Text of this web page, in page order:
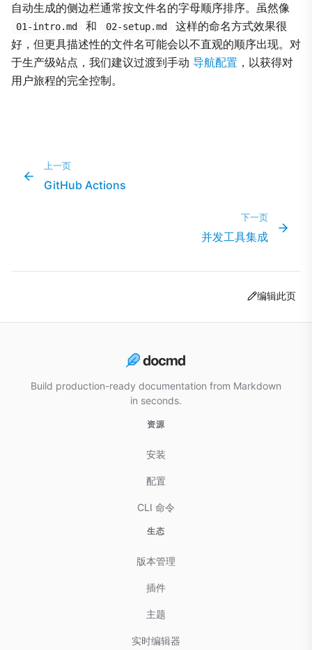
自动生成的侧边栏通常按文件名的字母顺序排序。虽然像
01-intro.md 和 02-setup.md
这样的命名方式效果很
好，但更具描述性的文件名可能会以不直观的顺序出现。对
于生产级站点，我们建议过渡到手动 导航配置 ，以获得对
用户旅程的完全控制。
上一页
GitHub Actions
下一页
并发工具集成
编辑此页
Build production-ready documentation from Markdown
in seconds.
资源
安装
配置
CLI 命令
生态
版本管理
插件
主题
实时编辑器